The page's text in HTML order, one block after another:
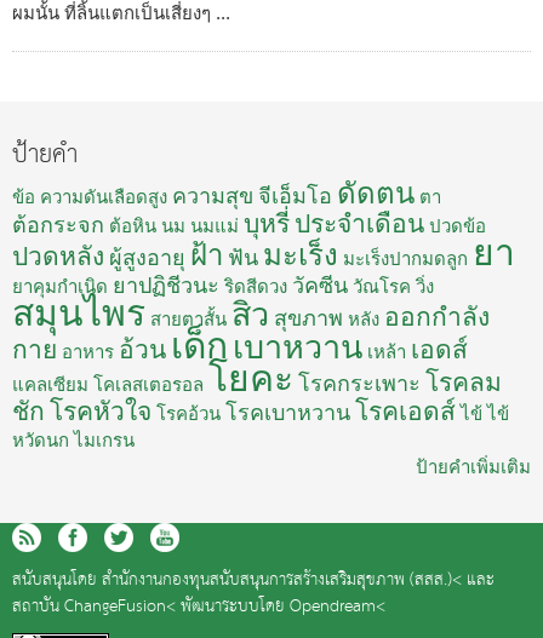
ผมนั้น ที่ลิ้นแตกเป็นเสี่ยงๆ ...
ป้ายคำ
ข้อ ความดันเลือดสูง ความสุข จีเอ็มโอ ดัดตน ตา
ต้อกระจก ต้อหิน นม นมแม่ บุหรี่ ประจำเดือน ปวดข้อ
ปวดหลัง ผู้สูงอายุ ฝ้า ฟัน มะเร็ง มะเร็งปากมดลูก ยา
ยาคุมกำเนิด ยาปฏิชีวนะ ริดสีดวง วัคซีน วัณโรค วิ่ง
สมุนไพร สายตาสั้น สิว สุขภาพ หลัง ออกกำลัง
กาย อาหาร อ้วน เด็ก เบาหวาน เหล้า เอดส์
แคลเซียม โคเลสเตอรอล โยคะ โรคกระเพาะ โรคลม
ชัก โรคหัวใจ โรคอ้วน โรคเบาหวาน โรคเอดส์ ไข้ ไข้
หวัดนก ไมเกรน
ป้ายคำเพิ่มเติม
สนับสนุนโดย สำนักงานกองทุนสนับสนุนการสร้างเสริมสุขภาพ (สสส.)< และ
สถาบัน ChangeFusion<พัฒนาระบบโดย Opendream<